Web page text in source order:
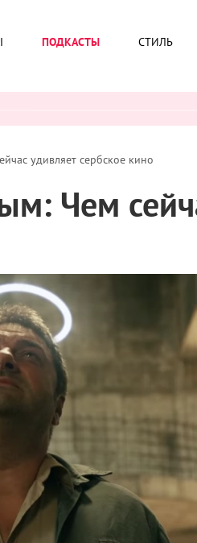
ПОДКАСТЫ СТИЛЬ
удивляет сербское кино
Чем